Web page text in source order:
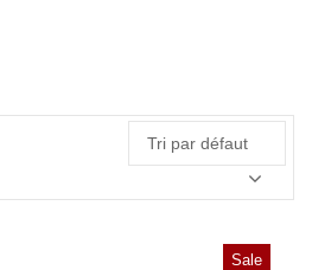
Tri par défaut
Sale